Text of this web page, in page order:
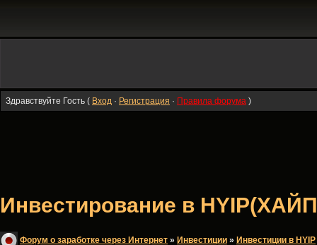
Здравствуйте Гость ( Вход · Регистрация · Правила форума )
Инвестирование в
Форум о заработке через Интернет » Инвестиции » Инвестиции в HYIP